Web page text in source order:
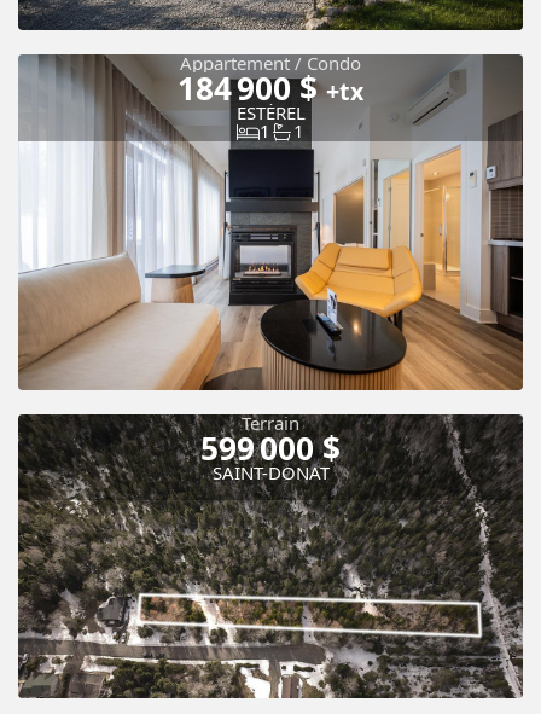
Vue panoramique
Appartement / Condo
184 900 $+tx
ESTÉREL
1 1
Vue panoramique Piscine
Terrain
599 000 $
SAINT-DONAT